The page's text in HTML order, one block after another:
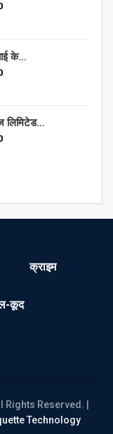
के…
लिमिटेड…
क्राइम
कूद
Reserved. |
Technology